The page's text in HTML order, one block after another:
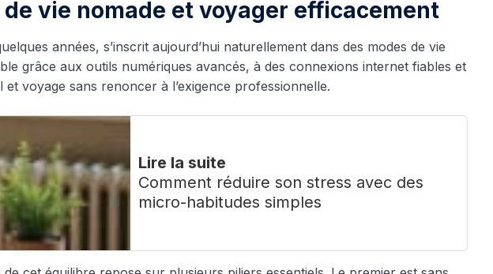
vie nomade et voyager efficacement
années, s’inscrit aujourd’hui naturellement dans des modes de vie
grâce aux outils numériques avancés, à des connexions internet fiables et
voyage sans renoncer à l’exigence professionnelle.
Lire la suite
Comment réduire son stress avec des
micro-habitudes simples